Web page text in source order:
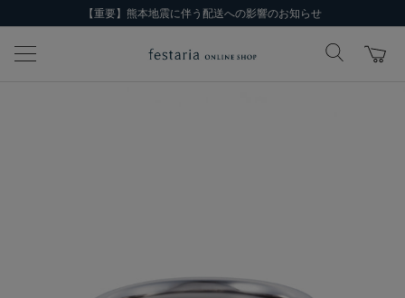
【重要】熊本地震に伴う配送への影響のお知らせ